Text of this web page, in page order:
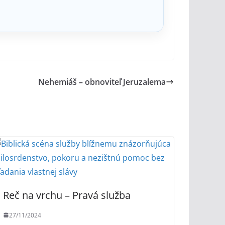
Nehemiáš – obnoviteľ Jeruzalema
Reč na vrchu – Pravá služba
27/11/2024